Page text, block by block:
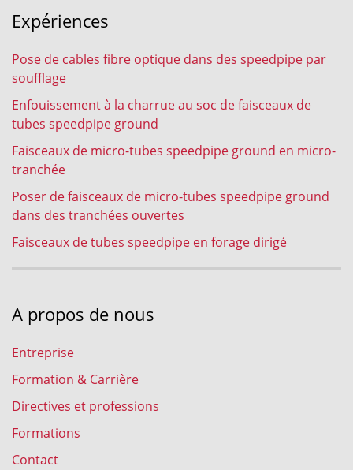
Expériences
Pose de cables fibre optique dans des speedpipe par
soufflage
Enfouissement à la charrue au soc de faisceaux de
tubes speedpipe ground
Faisceaux de micro-tubes speedpipe ground en micro-
tranchée
Poser de faisceaux de micro-tubes speedpipe ground
dans des tranchées ouvertes
Faisceaux de tubes speedpipe en forage dirigé
A propos de nous
Entreprise
Formation & Carrière
Directives et professions
Formations
Contact